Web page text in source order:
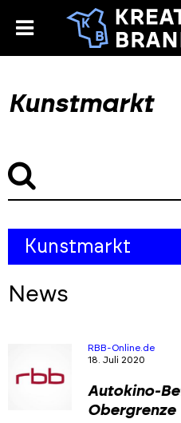
toggle
Kunstmarkt
Skip
Skip
section
Kunstmarkt
Portfolios
News
RBB-Online.de
18. Juli 2020
Autokino-
Obergrenze